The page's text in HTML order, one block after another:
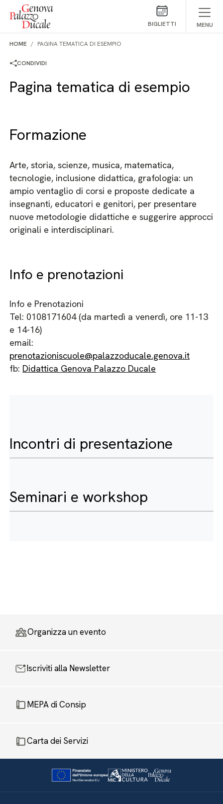
Salta al contenuto
BIGLIETTI MENU
HOME PAGINA TEMATICA DI ESEMPIO
CONDIVIDI
Pagina tematica di esempio
Formazione
Arte, storia, scienze, musica, matematica,
tecnologie, inclusione didattica, grafologia: un
ampio ventaglio di corsi e proposte dedicate a
insegnanti, educatori e genitori, per presentare
nuove metodologie didattiche e suggerire approcci
originali e interdisciplinari.
Info e prenotazioni
Info e Prenotazioni
Tel: 0108171604 (da martedì a venerdì, ore 11-13
e 14-16)
email:
prenotazioniscuole@palazzoducale.genova.it
fb: Didattica Genova Palazzo Ducale
Incontri di presentazione
Seminari e workshop
Organizza un evento
Iscriviti alla Newsletter
MEPA di Consip
Carta dei Servizi